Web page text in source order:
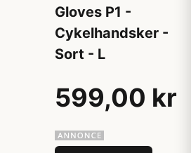
Gloves P1 -
Cykelhandsker -
Sort - L
599,00 kr